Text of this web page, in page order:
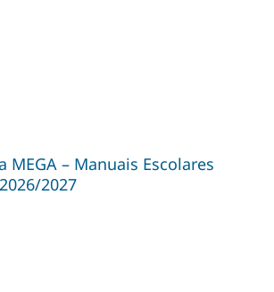
MEGA – Manuais Escolares
2027